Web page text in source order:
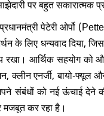
पर बहुत सकारात्मक
पेटेरी ओर्पो
के लिए धन्यवाद दिया,
रखा। आर्थिक सहयोग
क्लीन एनर्जी, बायो-फ्यूल
संबंधों को नई ऊंचाई देने
मजबूत कर रहा है।